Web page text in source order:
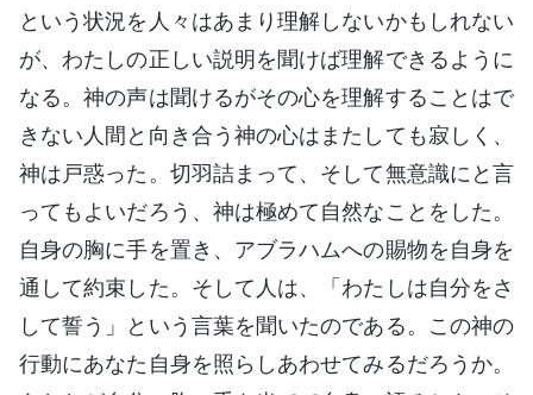
という状況を人々はあまり理解しないかもしれない
が、わたしの正しい説明を聞けば理解できるように
なる。神の声は聞けるがその心を理解することはで
きない人間と向き合う神の心はまたしても寂しく、
神は戸惑った。切羽詰まって、そして無意識にと言
ってもよいだろう、神は極めて自然なことをした。
自身の胸に手を置き、アブラハムへの賜物を自身を
通して約束した。そして人は、「わたしは自分をさ
して誓う」という言葉を聞いたのである。この神の
行動にあなた自身を照らしあわせてみるだろうか。